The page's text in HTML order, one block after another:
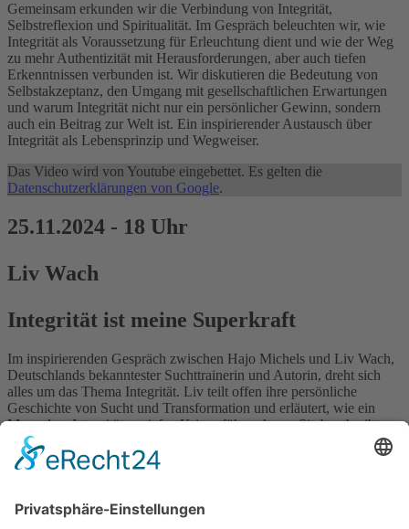
Gemeinsam erkunden wir die Verbindung von Integrität,
Selbstreflexion und Spiritualität. Im Gespräch beleuchten wir, wie
Integrität als Voraussetzung für Erleuchtung dient und wie der Weg
zu mehr Authentizität mit Herausforderungen, aber auch tiefen
Erkenntnissen verbunden ist. Wir diskutieren die Bedeutung von
Selbstakzeptanz, den Umgang mit gesellschaftlichen Erwartungen
und warum Integrität nicht nur ein persönlicher Gewinn, sondern
auch ein Beitrag zur Welt ist. Ein inspirierender Austausch über
Integrität als Lebensprinzip und Wegweiser.
Das Video wird von Youtube eingebettet. Es gelten die
Datenschutzerklärungen von Google.
25.11.2024 - 18 Uhr
Liv Wach
Integrität ist meine Superkraft
Im inspirierenden Gespräch zwischen Hajo Michels und Liv Wach,
Deutschlands bekanntester Suchttrainerin und Autorin, dreht sich
alles um das Thema Integrität. Liv teilt offen ihre persönliche
Geschichte von Sucht und Transformation und erläutert, wie ein
Mangel an Integrität zu tiefen Krisen führen kann. Sie beschreibt
den Weg zur Selbstannahme, Vergebungsarbeit und die Bedeutung
von Verletzlichkeit für wahre Authentizität. Liv betont, dass
Integrität nicht nur das eigene Leben bereichert, sondern auch ein
eindrucksvoller Austausch voller Tiefe und Weisheit.